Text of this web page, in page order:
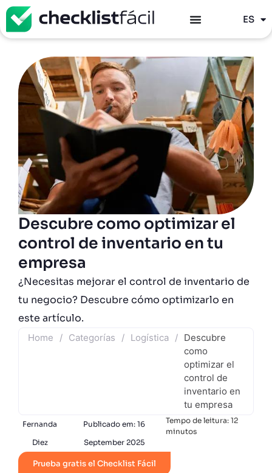
ES
EN
Descubre como optimizar el
control de inventario en tu
empresa
¿Necesitas mejorar el control de inventario de
tu negocio? Descubre cómo optimizarlo en
este artículo.
Home / Categorías / Logística / Descubre
como
optimizar el
control de
inventario en
tu empresa
Fernanda
Diez
Publicado em: 16
September 2025
Tempo de leitura: 12
minutos
Prueba gratis el Checklist Fácil